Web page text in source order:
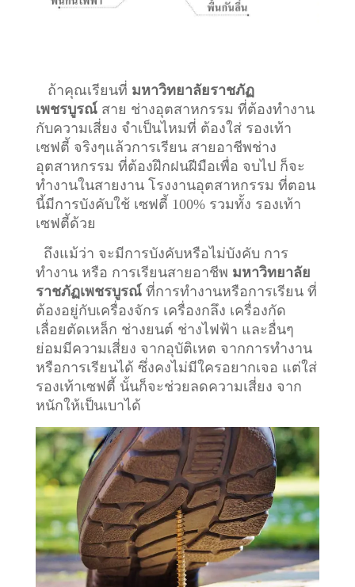
ถ้าคุณเรียนที่ มหาวิทยาลัยราชภัฏ
เพชรบูรณ์สาย ช่างอุตสาหกรรม ที่ต้องทำงาน
กับความเสี่ยง จำเป็นไหมที่ ต้องใส่ รองเท้า
เซฟตี้ จริงๆแล้วการเรียน สายอาชีพช่าง
อุตสาหกรรม ที่ต้องฝึกฝนฝีมือเพื่อ จบไป ก็จะ
ทำงานในสายงาน โรงงานอุตสาหกรรม ที่ตอน
นี้มีการบังคับใช้ เซฟตี้ 100% รวมทั้ง รองเท้า
เซฟตี้ด้วย
ถึงแม้ว่า จะมีการบังคับหรือไม่บังคับ การ
ทำงาน หรือ การเรียนสายอาชีพ มหาวิทยาลัย
ราชภัฏเพชรบูรณ์ ที่การทำงานหรือการเรียน ที่
ต้องอยู่กับเครื่องจักร เครื่องกลึง เครื่องกัด
เลื่อยตัดเหล็ก ช่างยนต์ ช่างไฟฟ้า และอื่นๆ
ย่อมมีความเสี่ยง จากอุบัติเหต จากการทำงาน
หรือการเรียนได้ ซึ่งคงไม่มีใครอยากเจอ แต่ใส่
รองเท้าเซฟตี้ นั้นก็จะช่วยลดความเสี่ยง จาก
หนักให้เป็นเบาได้